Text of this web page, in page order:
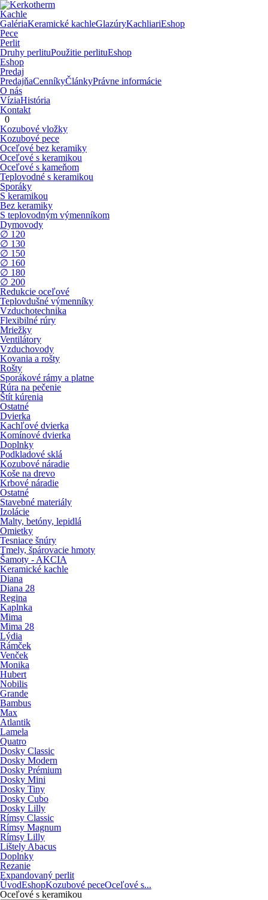
Kachle
GalériaKeramické kachleGlazúryKachliariEshop
Pece
Perlit
Druhy perlituPoužitie perlituEshop
Eshop
Predaj
PredajňaCenníkyČlánkyPrávne informácie
O nás
VíziaHistória
Kontakt
0
Kozubové vložky
Kozubové pece
Oceľové bez keramiky
Oceľové s keramikou
Oceľové s kameňom
Teplovodné s keramikou
Sporáky
S keramikou
Bez keramiky
S teplovodným výmenníkom
Dymovody
∅ 120
∅ 130
∅ 150
∅ 160
∅ 180
∅ 200
Redukcie oceľové
Teplovdušné výmenníky
Vzduchotechnika
Flexibilné rúry
Mriežky
Ventilátory
Vzduchovody
Kovania a rošty
Rošty
Sporákové rámy a platne
Rúra na pečenie
Štít kúrenia
Ostatné
Dvierka
Kachľové dvierka
Komínové dvierka
Doplnky
Podkladové sklá
Kozubové náradie
Koše na drevo
Krbové náradie
Ostatné
Stavebné materiály
Izolácie
Malty, betóny, lepidlá
Omietky
Tesniace šnúry
Tmely, špárovacie hmoty
Šamoty - AKCIA
Keramické kachle
Diana
Diana 28
Regina
Kaplnka
Mima
Mima 28
Lýdia
Rámček
Venček
Monika
Hubert
Nobilis
Grande
Bambus
Max
Atlantik
Lamela
Quatro
Dosky Classic
Dosky Modern
Dosky Prémium
Dosky Mini
Dosky Tiny
Dosky Cubo
Dosky Lilly
Rímsy Classic
Rímsy Magnum
Rímsy Lilly
Lištely Abacus
Doplnky
Rezanie
Expandovaný perlit
ÚvodEshopKozubové peceOceľové s...
Oceľové s keramikou